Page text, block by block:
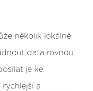
několik lokálně
data rovnou
je ke
rychlejší a